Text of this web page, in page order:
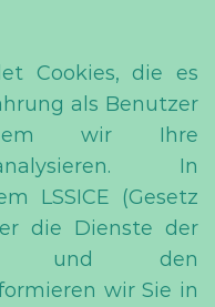
Cookies, die es
als Benutzer
wir Ihre
In
LSSICE (Gesetz
die Dienste der
und den
wir Sie in